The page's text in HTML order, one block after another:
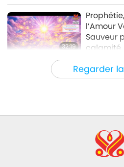
Regarder
32:19
l’Amour
Sauveur
calamité
Série en plusieurs parties sur les
anciennes prédictions à propos de notre
32:43